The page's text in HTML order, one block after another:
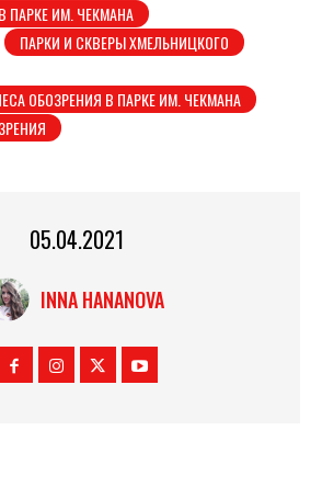
ПАРКЕ ИМ. ЧЕКМАНА
ПАРКИ И СКВЕРЫ ХМЕЛЬНИЦКОГО
ОБОЗРЕНИЯ В ПАРКЕ ИМ. ЧЕКМАНА
05.04.2021
INNA HANANOVA